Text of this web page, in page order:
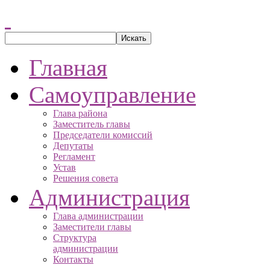
Главная
Самоуправление
Глава района
Заместитель главы
Председатели комиссий
Депутаты
Регламент
Устав
Решения совета
Администрация
Глава администрации
Заместители главы
Структура
администрации
Контакты